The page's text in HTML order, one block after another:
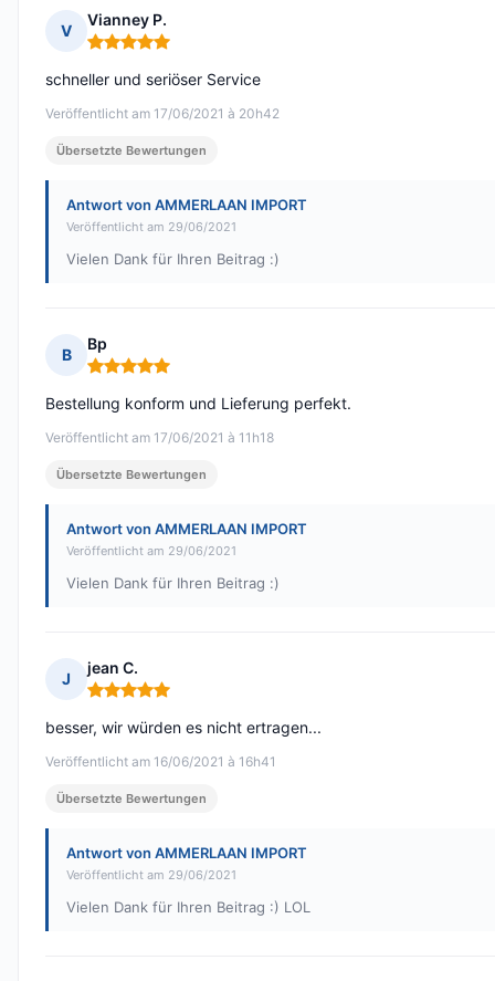
V
Vianney P.
Hinweis: 5 von 5
Veröffentlicht am 17/06/2021 à 20h42
schneller und seriöser Service
Übersetzte Bewertungen
Antwort von AMMERLAAN IMPORT
Veröffentlicht am 29/06/2021
Vielen Dank für Ihren Beitrag :)
B
Bp
Hinweis: 5 von 5
Veröffentlicht am 17/06/2021 à 11h18
Bestellung konform und Lieferung perfekt.
Übersetzte Bewertungen
Antwort von AMMERLAAN IMPORT
Veröffentlicht am 29/06/2021
Vielen Dank für Ihren Beitrag :)
J
jean C.
Hinweis: 5 von 5
Veröffentlicht am 16/06/2021 à 16h41
besser, wir würden es nicht ertragen...
Übersetzte Bewertungen
Antwort von AMMERLAAN IMPORT
Veröffentlicht am 29/06/2021
Vielen Dank für Ihren Beitrag :) LOL